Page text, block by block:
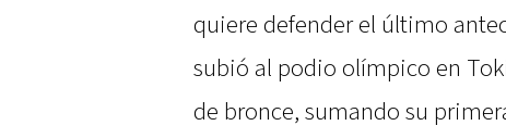
quiere defender el último
subió al podio olímpico en
de bronce, sumando su